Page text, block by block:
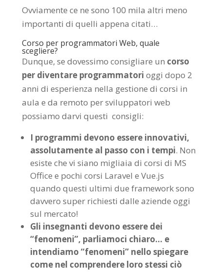
Ovviamente ce ne sono 100 mila altri meno
importanti di quelli appena citati…
Corso per programmatori Web, quale
scegliere?
Dunque, se dovessimo consigliare un corso
per diventare programmatori oggi dopo 2
anni di esperienza nella gestione di corsi in
aula e da remoto per sviluppatori web
possiamo darvi questi consigli:
I programmi devono essere innovativi,
assolutamente al passo con i tempi. Non
esiste che vi siano migliaia di corsi di MS
Office e pochi corsi Laravel e Vue.js
quando questi ultimi due framework sono
davvero super richiesti dalle aziende oggi
sul mercato!
Gli insegnanti devono essere dei
“fenomeni”, parliamoci chiaro… e
intendiamo “fenomeni” nello spiegare
come nel comprendere loro stessi ciò